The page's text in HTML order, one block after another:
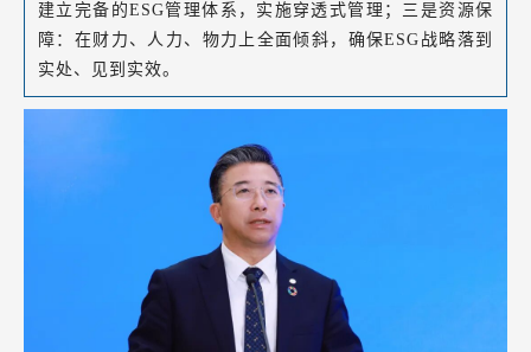
建立完备的ESG管理体系， 实施穿透式管理 ；三是资源保
障：在财力、人力、物力上全面倾斜，确保ESG战略落到
实处、见到实效。